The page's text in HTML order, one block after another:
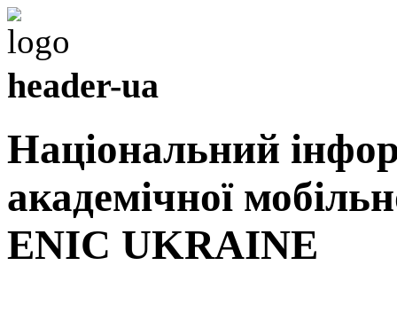
header-ua
Національний
академічної
ENIC UKRAINE